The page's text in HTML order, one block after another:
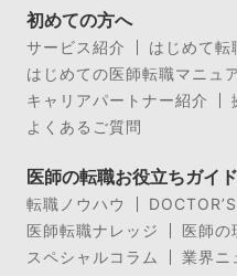
初めての方へ
サービス紹介
はじめて転
はじめての医師転職マニュ
キャリアパートナー紹介
よくあるご質問
医師の転職お役立ちガイド
転職ノウハウ
医師転職ナレッジ
医師の
スペシャルコラム
業界ニ